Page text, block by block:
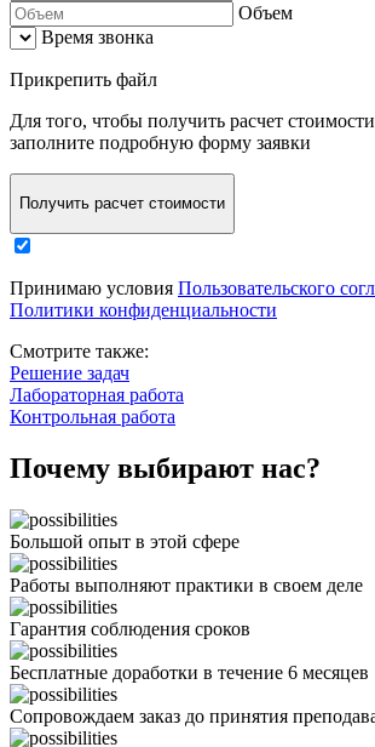
Объем
Время звонка
Прикрепить файл
Для того, чтобы получить расчет
заполните подробную форму заявки
Получить расчет стоимости
Принимаю условия Пользовательского
Политики конфиденциальности
Смотрите также:
Решение задач
Лабораторная работа
Контрольная работа
Почему выбирают нас?
Большой опыт в этой сфере
Работы выполняют практики в своем деле
Гарантия соблюдения сроков
Бесплатные доработки в течение 6 месяцев
Сопровождаем заказ до принятия